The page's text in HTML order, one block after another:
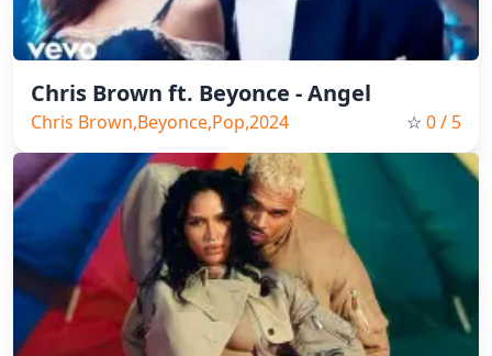
Chris Brown ft. Beyonce - Angel
Chris Brown,Beyonce,Pop,2024 ☆ 0/ 5